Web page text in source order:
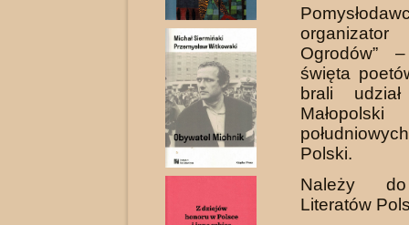
organizator
Ogrodów”
święta
brali
Polski.
Należy
Literatów